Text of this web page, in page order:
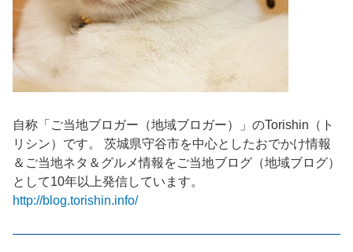
自称「ご当地ブロガー（地域ブロガー）」のTorishin（ト
リシン）です。 茨城県守谷市を中心としたおでかけ情報
＆ご当地ネタ＆グルメ情報をご当地ブログ（地域ブログ）
として10年以上発信しています。
http://blog.torishin.info/